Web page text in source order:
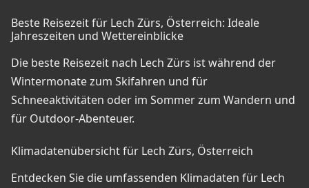
Beste Reisezeit für Lech Zürs, Österreich: Ideale
Jahreszeiten und Wettereinblicke
Die beste Reisezeit nach Lech Zürs ist während der
Wintermonate zum Skifahren und für
Schneeaktivitäten oder im Sommer zum Wandern und
für Outdoor-Abenteuer.
Klimadatenübersicht für Lech Zürs, Österreich
Entdecken Sie die umfassenden Klimadaten für Lech